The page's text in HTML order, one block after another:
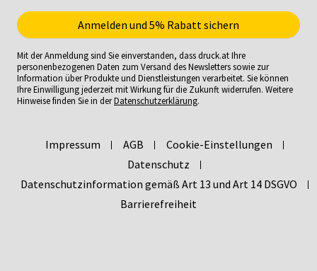
Mit der Anmeldung sind Sie einverstanden, dass druck.at Ihre
personenbezogenen Daten zum Versand des Newsletters sowie zur
Information über Produkte und Dienstleistungen verarbeitet. Sie können
Ihre Einwilligung jederzeit mit Wirkung für die Zukunft widerrufen. Weitere
Hinweise finden Sie in derDatenschutzerklärung.
Impressum AGB
Cookie-Einstellungen
Datenschutz
Datenschutzinformation gemäß Art 13 und Art 14 DSGVO
Barrierefreiheit